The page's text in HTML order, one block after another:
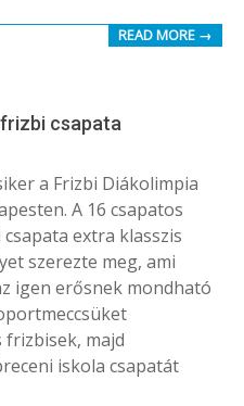
READ MORE →
csapata
a Frizbi Diákolimpia
A 16 csapatos
extra klasszis
szerezte meg, ami
igen erősnek mondható
majd
iskola csapatát